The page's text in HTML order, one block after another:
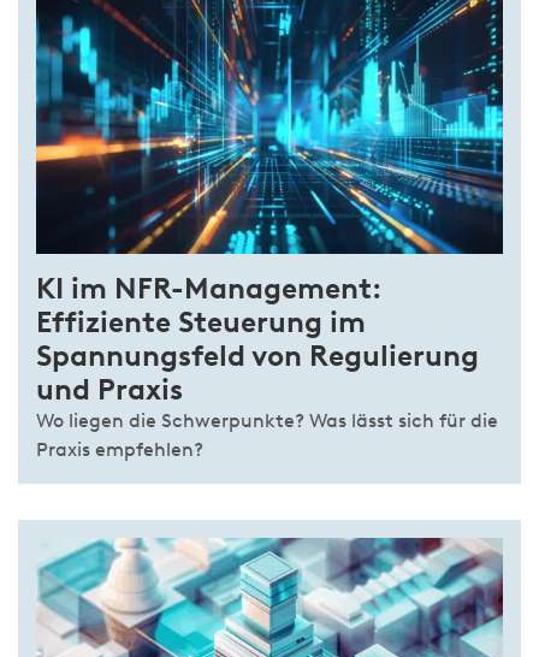
KI im NFR-Management:
Effiziente Steuerung im
Spannungsfeld von Regulierung
und Praxis
Wo liegen die Schwerpunkte? Was lässt sich für die
Praxis empfehlen?